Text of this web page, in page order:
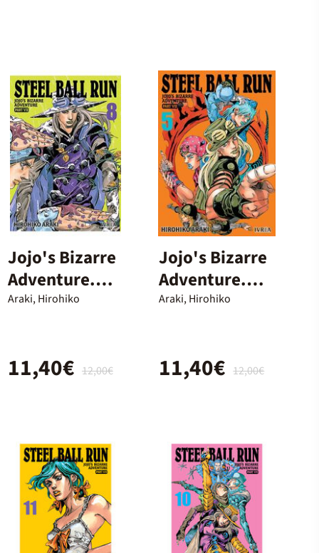
Jojo's Bizarre
Adventure.
Parte 7. Steel
Araki, Hirohiko
12,00€
11,40€
Jojo's Bizarre
Adventure.
Parte 7. Steel
Araki, Hirohiko
12,00€
11,40€